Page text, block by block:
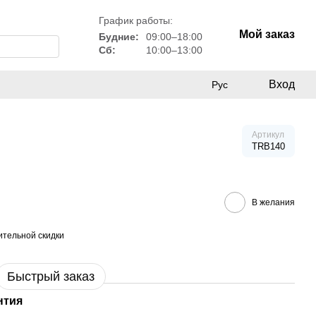
График работы:
Будние:
09:00–18:00
Сб:
10:00–13:00
Мой заказ
Рус Вход
Артикул
TRB140
В желания
скидки
Быстрый заказ